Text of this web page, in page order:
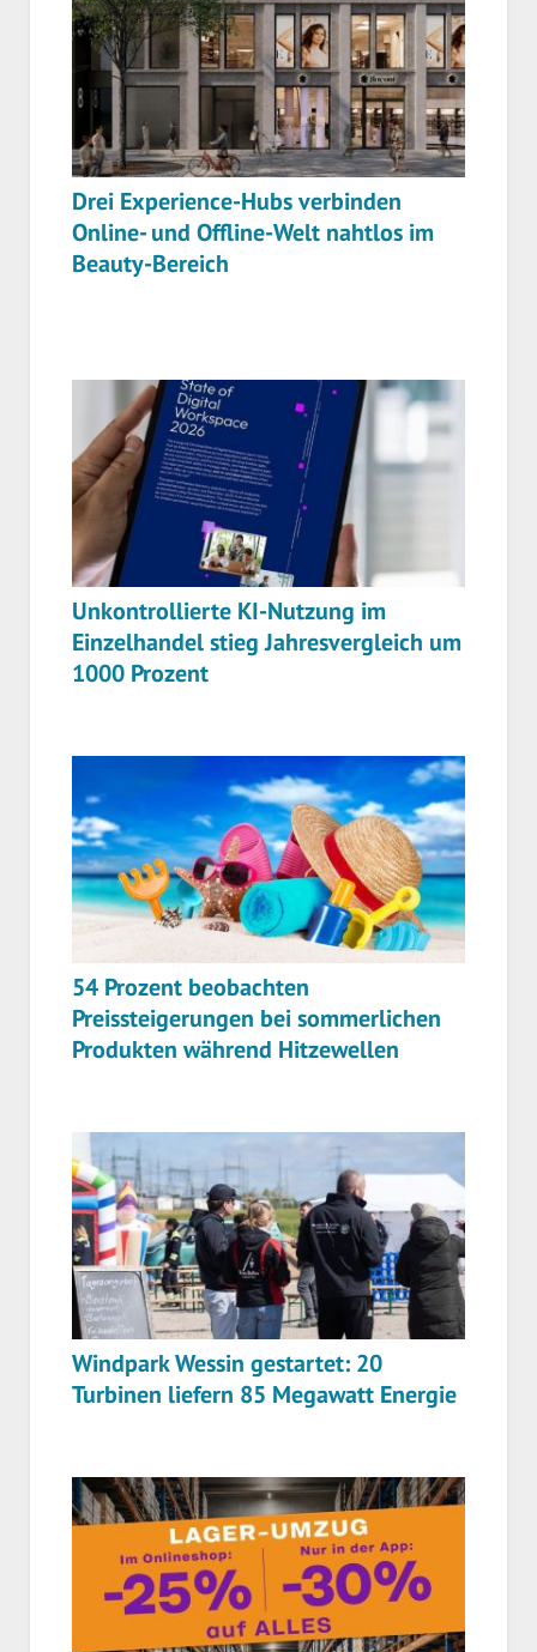
Drei Experience-Hubs verbinden
Online- und Offline-Welt nahtlos im
Beauty-Bereich
Unkontrollierte KI-Nutzung im
Einzelhandel stieg Jahresvergleich um
1000 Prozent
54 Prozent beobachten
Preissteigerungen bei sommerlichen
Produkten während Hitzewellen
Windpark Wessin gestartet: 20
Turbinen liefern 85 Megawatt Energie